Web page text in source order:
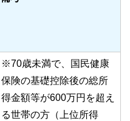
※70歳未満で、国民健康
保険の基礎控除後の総所
得金額等が600万円を超え
る世帯の方（上位所得